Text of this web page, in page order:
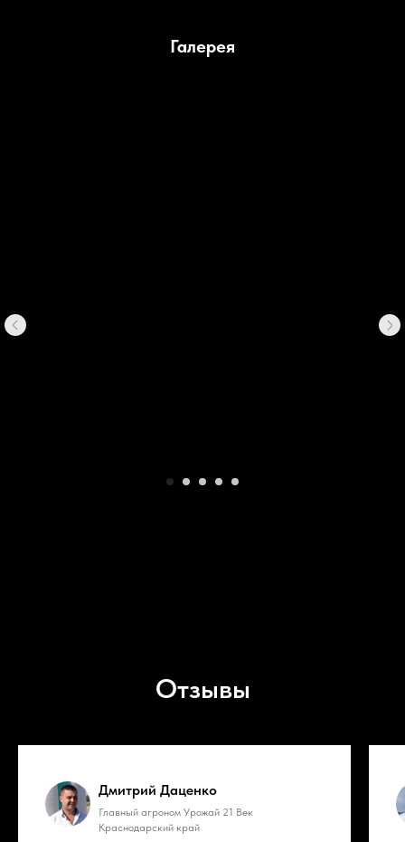
Галерея
Отзывы
Дмитрий Даценко
Главный агроном Урожай 21 Век
Краснодарский край